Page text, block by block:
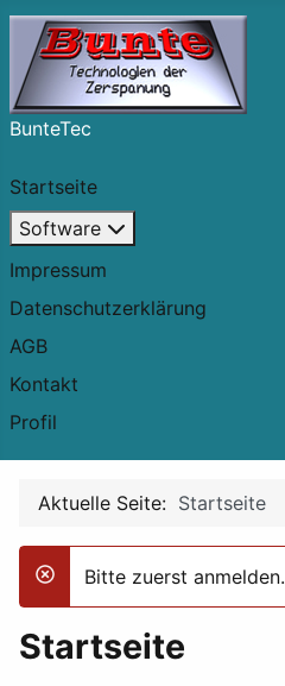
BunteTec
Startseite
Software
Impressum
Datenschutzerklärung
AGB
Kontakt
Profil
Aktuelle Seite: Startseite
danger
Bitte zuerst anmelden.
Startseite